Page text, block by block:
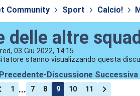
Community Sport Calcio!
delle altre
03 Giu 2022, 14:15
stanno visualizzando questa
- Discussione Successiva
1 ... 7 8 9 10 11